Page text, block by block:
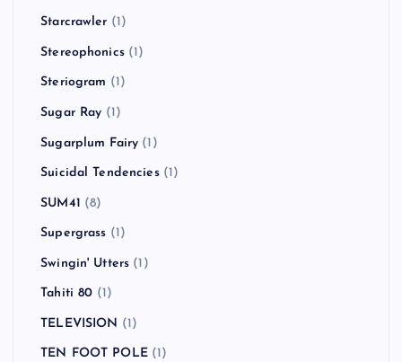
Starcrawler (1)
Stereophonics(1)
Steriogram (1)
Sugar Ray (1)
Sugarplum Fairy (1)
Suicidal Tendencies(1)
SUM41 (8)
Supergrass (1)
Swingin' Utters (1)
Tahiti 80 (1)
TELEVISION (1)
TEN FOOT POLE(1)